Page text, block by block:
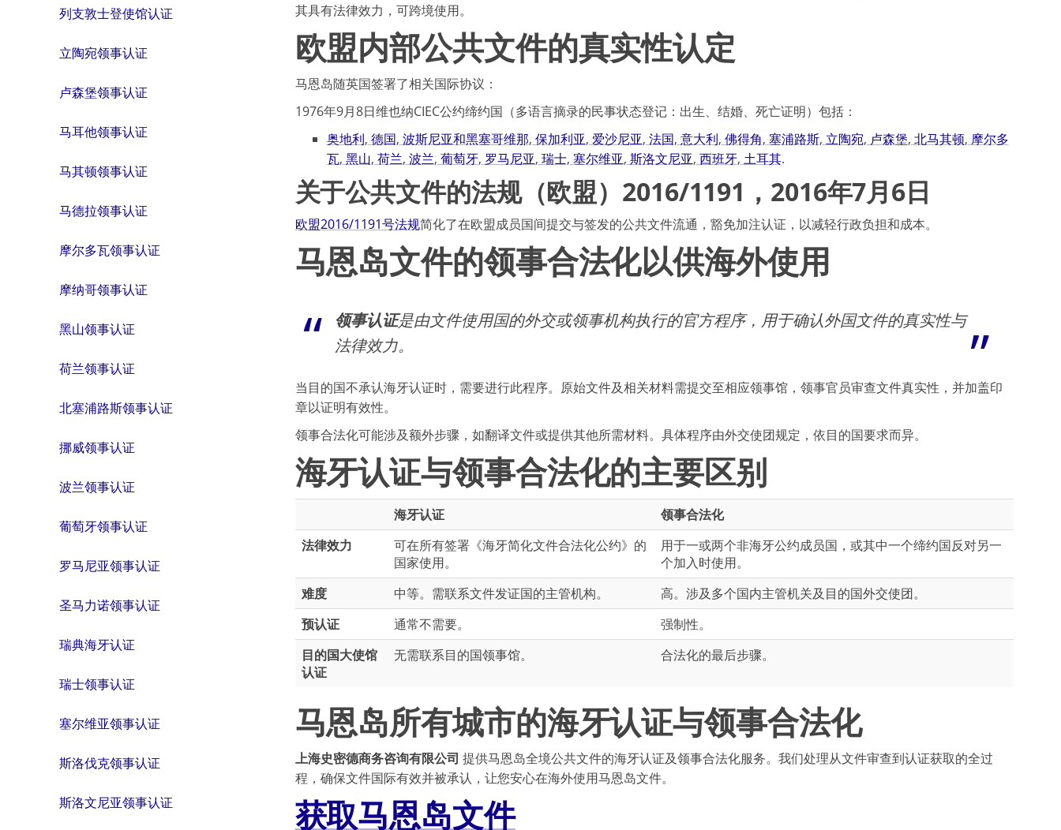
列支敦士登使馆认证
立陶宛领事认证
卢森堡领事认证
马耳他领事认证
马其顿领事认证
马德拉领事认证
摩尔多瓦领事认证
摩纳哥领事认证
黑山领事认证
荷兰领事认证
北塞浦路斯领事认证
挪威领事认证
波兰领事认证
葡萄牙领事认证
罗马尼亚领事认证
圣马力诺领事认证
瑞典海牙认证
瑞士领事认证
塞尔维亚领事认证
斯洛伐克领事认证
斯洛文尼亚领事认证
其具有法律效力，可跨境使用。
欧盟内部公共文件的真实性认定
马恩岛随英国签署了相关国际协议：
1976年9月8日维也纳CIEC公约缔约国（多语言摘录的民事状态登记：出生、结婚、死亡证明）包括：
奥地利, 德国, 波斯尼亚和黑塞哥维那, 保加利亚, 爱沙尼亚, 法国, 意大利, 佛得角, 塞浦路斯, 立陶宛, 卢森堡, 北马其顿, 摩尔多
瓦, 黑山, 荷兰, 波兰, 葡萄牙, 罗马尼亚, 瑞士, 塞尔维亚, 斯洛文尼亚, 西班牙, 土耳其.
关于公共文件的法规（欧盟）2016/1191，2016年7月6日
欧盟2016/1191号法规简化了在欧盟成员国间提交与签发的公共文件流通，豁免加注认证，以减轻行政负担和成本。
马恩岛文件的领事合法化以供海外使用
领事认证是由文件使用国的外交或领事机构执行的官方程序，用于确认外国文件的真实性与
法律效力。
当目的国不承认海牙认证时，需要进行此程序。原始文件及相关材料需提交至相应领事馆，领事官员审查文件真实性，并加盖印
章以证明有效性。
领事合法化可能涉及额外步骤，如翻译文件或提供其他所需材料。具体程序由外交使团规定，依目的国要求而异。
海牙认证与领事合法化的主要区别
海牙认证
领事合法化
法律效力
可在所有签署《海牙简化文件合法化公约》的
国家使用。
用于一或两个非海牙公约成员国，或其中一个缔约国反对另一
个加入时使用。
难度
中等。需联系文件发证国的主管机构。
高。涉及多个国内主管机关及目的国外交使团。
预认证
通常不需要。
强制性。
目的国大使馆
认证
无需联系目的国领事馆。 合法化的最后步骤。
马恩岛所有城市的海牙认证与领事合法化
上海史密德商务咨询有限公司 提供马恩岛全境公共文件的海牙认证及领事合法化服务。我们处理从文件审查到认证获取的全过
程，确保文件国际有效并被承认，让您安心在海外使用马恩岛文件。
获取马恩岛文件